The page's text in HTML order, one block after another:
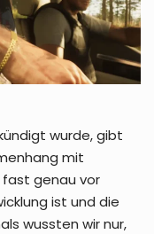
wurde, gibt
mit
genau vor
ist und die
wussten wir nur,